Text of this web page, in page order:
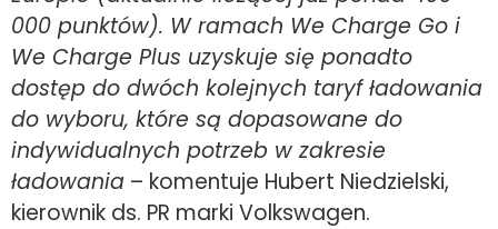
000 punktów). W ramach We Charge Go i
We Charge Plus uzyskuje się ponadto
dostęp do dwóch kolejnych taryf ładowania
do wyboru, które są dopasowane do
indywidualnych potrzeb w zakresie
ładowania – komentuje Hubert Niedzielski,
kierownik ds. PR marki Volkswagen.